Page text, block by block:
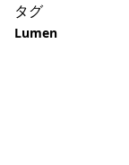
タグ
Lumen